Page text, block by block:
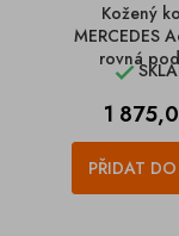
Kožený
MERCEDES
rovná

Cena
1
PŘIDAT